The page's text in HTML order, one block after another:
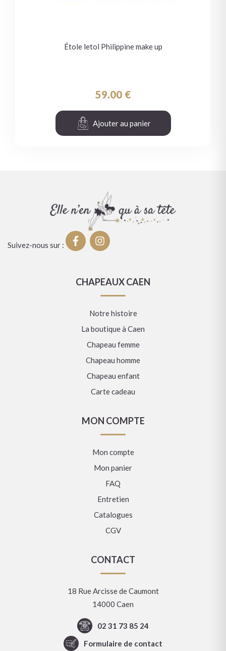
Étole letol Philippine make up
59.00 €
Ajouter au panier
Suivez-nous sur :
CHAPEAUX CAEN
Notre histoire
La boutique à Caen
Chapeau femme
Chapeau homme
Chapeau enfant
Carte cadeau
MON COMPTE
Mon compte
Mon panier
FAQ
Entretien
Catalogues
CGV
CONTACT
18 Rue Arcisse de Caumont
14000 Caen
02 31 73 85 24
Formulaire de contact